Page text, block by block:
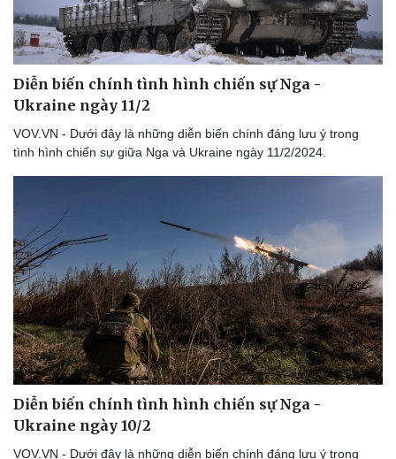
Thể thao
Bóng đá
Lịch thi đấu bóng đá
Thế giới thể thao
eSports
Hậu trường
Ô tô - Xe máy
Ô tô
Xe máy
Tư vấn
Diễn biến chính tình hình chiến sự Nga -
Ukraine ngày 11/2
VOV.VN - Dưới đây là những diễn biến chính đáng lưu ý trong
tình hình chiến sự giữa Nga và Ukraine ngày 11/2/2024.
Diễn biến chính tình hình chiến sự Nga -
Ukraine ngày 10/2
VOV.VN - Dưới đây là những diễn biến chính đáng lưu ý trong